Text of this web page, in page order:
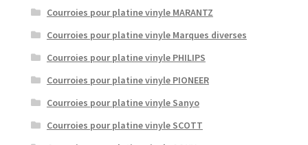
Courroies pour platine vinyle MARANTZ
Courroies pour platine vinyle Marques diverses
Courroies pour platine vinyle PHILIPS
Courroies pour platine vinyle PIONEER
Courroies pour platine vinyle Sanyo
Courroies pour platine vinyle SCOTT